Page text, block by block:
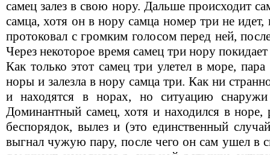
самец залез в свою нору. Дальше происходит
самца, хотя он в нору самца номер три не
протоковал с громким голосом перед ней,
Через некоторое время самец три нору
Как только этот самец три улетел в море,
норы и залезла в нору самца три. Как ни
и находятся в норах, но ситуацию
Доминантный самец, хотя и находился в
беспорядок, вылез и (это единственный
выгнал чужую пару, после чего он сам ушел в